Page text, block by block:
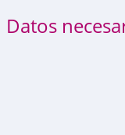
Datos